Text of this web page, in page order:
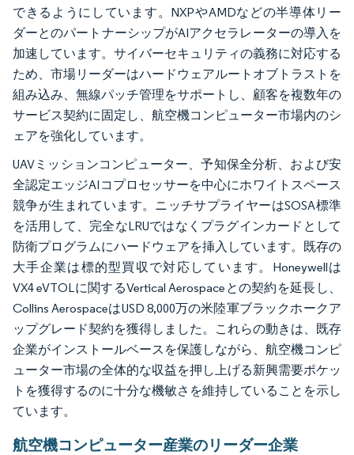
できるようにしています。NXPやAMDなどの半導体リー
ダーとのパートナーシップがAIアクセラレーターの導入を
加速しています。サイバーセキュリティの義務に対応する
ため、市場リーダーはハードウェアルートオブトラストを
組み込み、無線パッチ管理をサポートし、顧客を複数年の
サービス契約に固定し、航空機コンピューター市場内のシ
ェアを強化しています。
UAVミッションコンピューター、予知保全分析、および安
全認定エッジAIコプロセッサーを中心にホワイトスペース
競争が生まれています。ニッチサプライヤーはSOSA標準
を活用して、完全なLRUではなくプラグインカードとして
防衛プログラムにハードウェアを挿入しています。既存の
大手企業は標的型買収で対応しています。Honeywellは
VX4 eVTOLに関するVertical Aerospaceとの契約を延長し、
Collins AerospaceはUSD 8,000万の米陸軍ブラックホークア
ップグレード契約を獲得しました。これらの動きは、既存
企業がインストールベースを保護しながら、航空機コンピ
ューター市場の全体的な収益を押し上げる新興需要ポケッ
トを獲得するのに十分な機敏さを維持していることを示し
ています。
航空機コンピューター産業のリーダー企業